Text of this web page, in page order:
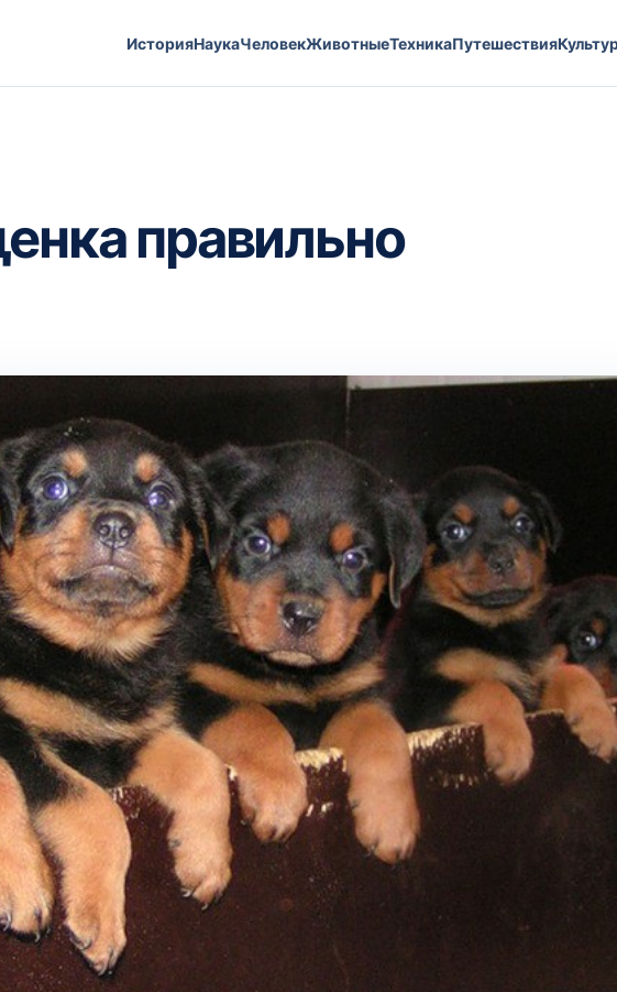
ИсторияНаукаЧеловекЖивотныеТехникаПутешествия
правильно